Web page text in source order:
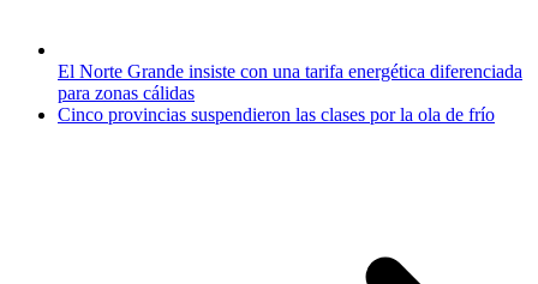
El Norte Grande insiste con una tarifa energética diferenciada
para zonas cálidas
Cinco provincias suspendieron las clases por la ola de frío